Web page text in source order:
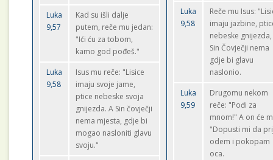
Luka
9,57
Kad su išli dalje
putem, reče mu jedan:
"Ići ću za tobom,
kamo god pođeš."
Luka
9,58
Isus mu reče: "Lisice
imaju svoje jame,
ptice nebeske svoja
gnijezda. A Sin čovječji
nema mjesta, gdje bi
mogao nasloniti glavu
svoju."
Luka
9,58
Reče mu Isus:
imaju jazbine,
nebeske
Sin Čovječji nema
gdje bi glavu
naslonio.
Luka
9,59
Drugomu nekom
reče: "Pođi za
mnom!" A on će
"Dopusti mi da
odem i pokopam
oca.